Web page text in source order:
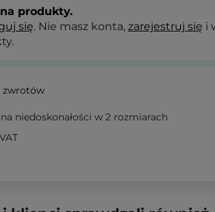
produkty.
się. Nie masz konta, zarejestruj się i
zwrotów
niedoskonałości w 2 rozmiarach